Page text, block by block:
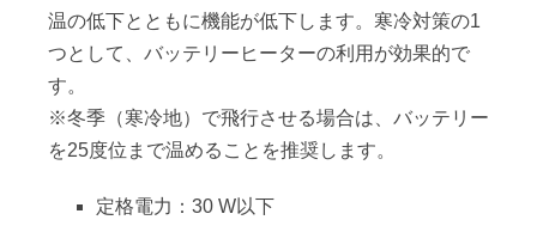
温の低下とともに機能が低下します。寒冷対策の1
つとして、バッテリーヒーターの利用が効果的で
す。
※冬季（寒冷地）で飛行させる場合は、バッテリー
を25度位まで温めることを推奨します。
定格電力：30 W以下